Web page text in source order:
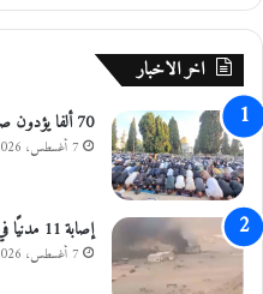
ف
ي
ت
ك
أ
س
ا
س
ي
ا
اخر الاخبار
70 ألفا يؤدون صلاة الجمعة في المسجد الأقصى
7 أغسطس، 2026
إصابة 11 مدنيًا في نجران بالسعودية جراء اعتداءات حوثية
7 أغسطس، 2026